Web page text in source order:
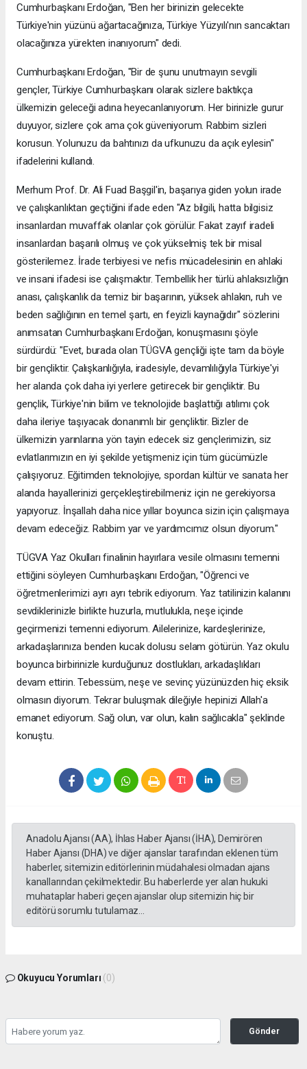
Cumhurbaşkanı Erdoğan, "Ben her birinizin gelecekte
Türkiye'nin yüzünü ağartacağınıza, Türkiye Yüzyılı'nın sancaktarı
olacağınıza yürekten inanıyorum" dedi.
Cumhurbaşkanı Erdoğan, "Bir de şunu unutmayın sevgili
gençler, Türkiye Cumhurbaşkanı olarak sizlere baktıkça
ülkemizin geleceği adına heyecanlanıyorum. Her birinizle gurur
duyuyor, sizlere çok ama çok güveniyorum. Rabbim sizleri
korusun. Yolunuzu da bahtınızı da ufkunuzu da açık eylesin"
ifadelerini kullandı.
Merhum Prof. Dr. Ali Fuad Başgil'in, başarıya giden yolun irade
ve çalışkanlıktan geçtiğini ifade eden "Az bilgili, hatta bilgisiz
insanlardan muvaffak olanlar çok görülür. Fakat zayıf iradeli
insanlardan başarılı olmuş ve çok yükselmiş tek bir misal
gösterilemez. İrade terbiyesi ve nefis mücadelesinin en ahlaki
ve insani ifadesi ise çalışmaktır. Tembellik her türlü ahlaksızlığın
anası, çalışkanlık da temiz bir başarının, yüksek ahlakın, ruh ve
beden sağlığının en temel şartı, en feyizli kaynağıdır" sözlerini
anımsatan Cumhurbaşkanı Erdoğan, konuşmasını şöyle
sürdürdü: "Evet, burada olan TÜGVA gençliği işte tam da böyle
bir gençliktir. Çalışkanlığıyla, iradesiyle, devamlılığıyla Türkiye'yi
her alanda çok daha iyi yerlere getirecek bir gençliktir. Bu
gençlik, Türkiye'nin bilim ve teknolojide başlattığı atılımı çok
daha ileriye taşıyacak donanımlı bir gençliktir. Bizler de
ülkemizin yarınlarına yön tayin edecek siz gençlerimizin, siz
evlatlarımızın en iyi şekilde yetişmeniz için tüm gücümüzle
çalışıyoruz. Eğitimden teknolojiye, spordan kültür ve sanata her
alanda hayallerinizi gerçekleştirebilmeniz için ne gerekiyorsa
yapıyoruz. İnşallah daha nice yıllar boyunca sizin için çalışmaya
devam edeceğiz. Rabbim yar ve yardımcımız olsun diyorum."
TÜGVA Yaz Okulları finalinin hayırlara vesile olmasını temenni
ettiğini söyleyen Cumhurbaşkanı Erdoğan, "Öğrenci ve
öğretmenlerimizi ayrı ayrı tebrik ediyorum. Yaz tatilinizin kalanını
sevdiklerinizle birlikte huzurla, mutlulukla, neşe içinde
geçirmenizi temenni ediyorum. Ailelerinize, kardeşlerinize,
arkadaşlarınıza benden kucak dolusu selam götürün. Yaz okulu
boyunca birbirinizle kurduğunuz dostlukları, arkadaşlıkları
devam ettirin. Tebessüm, neşe ve sevinç yüzünüzden hiç eksik
olmasın diyorum. Tekrar buluşmak dileğiyle hepinizi Allah'a
emanet ediyorum. Sağ olun, var olun, kalın sağlıcakla" şeklinde
konuştu.
Anadolu Ajansı (AA), İhlas Haber Ajansı (İHA), Demirören
Haber Ajansı (DHA) ve diğer ajanslar tarafından eklenen tüm
haberler, sitemizin editörlerinin müdahalesi olmadan ajans
kanallarından çekilmektedir. Bu haberlerde yer alan hukuki
muhataplar haberi geçen ajanslar olup sitemizin hiç bir
editörü sorumlu tutulamaz...
Okuyucu Yorumları (0)
Gönder